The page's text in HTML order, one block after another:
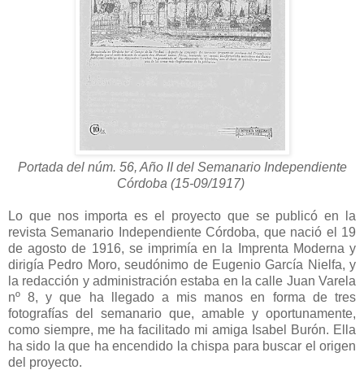
Portada del núm. 56, Año II del Semanario Independiente
Córdoba (15-09/1917)
Lo que nos importa es el proyecto que se publicó en la
revista Semanario Independiente Córdoba, que nació el 19
de agosto de 1916, se imprimía en la Imprenta Moderna y
dirigía Pedro Moro, seudónimo de Eugenio García Nielfa, y
la redacción y administración estaba en la calle Juan Varela
nº 8, y que ha llegado a mis manos en forma de tres
fotografías del semanario que, amable y oportunamente,
como siempre, me ha facilitado mi amiga Isabel Burón. Ella
ha sido la que ha encendido la chispa para buscar el origen
del proyecto.